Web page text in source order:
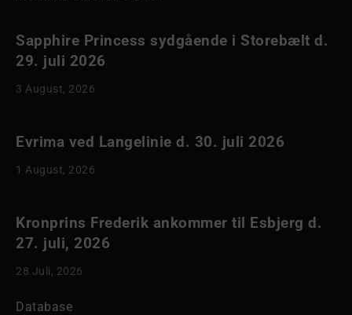
Sapphire Princess sydgående i Storebælt d.
29. juli 2026
3 August, 2026
Evrima ved Langelinie d. 30. juli 2026
1 August, 2026
Kronprins Frederik ankommer til Esbjerg d.
27. juli, 2026
28 Juli, 2026
Database